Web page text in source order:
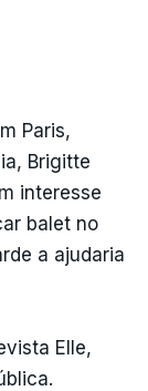
Paris,
Brigitte
interesse
balet no
a ajudaria
Elle,